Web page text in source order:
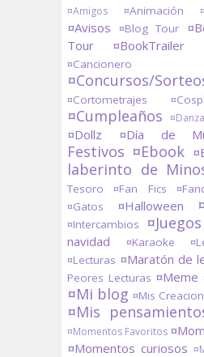
¤Amigos ¤Animación
¤Avisos ¤Blog Tour
Tour
¤BookTrailer
¤Cancionero
¤Concursos/
¤Cortometrajes
¤Cumpleaños ¤Danza
¤Dollz ¤Día de
Festivos ¤Ebook
laberinto de
Tesoro
¤Fan Fics
¤Gatos ¤Halloween
¤Intercambios ¤Juegos
navidad
¤Karaoke
¤Lecturas ¤Maratón de
Peores Lecturas ¤Meme
¤Mi blog ¤Mis
¤Mis
¤Momentos Favoritos
¤Momentos curiosos